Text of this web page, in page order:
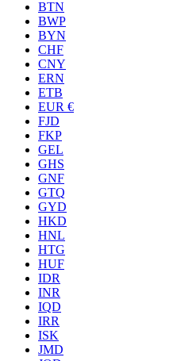
BTN
BWP
BYN
CHF
CNY
ERN
ETB
EUR €
FJD
FKP
GEL
GHS
GNF
GTQ
GYD
HKD
HNL
HTG
HUF
IDR
INR
IQD
IRR
ISK
JMD